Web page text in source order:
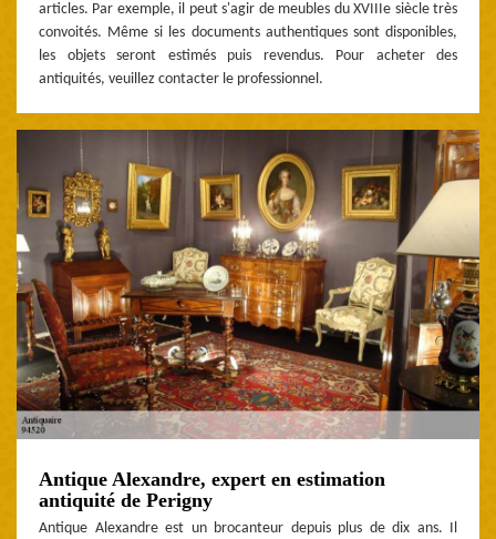
articles. Par exemple, il peut s'agir de meubles du XVIIIe siècle très
convoités. Même si les documents authentiques sont disponibles,
les objets seront estimés puis revendus. Pour acheter des
antiquités, veuillez contacter le professionnel.
Antique Alexandre, expert en estimation
antiquité de Perigny
Antique Alexandre est un brocanteur depuis plus de dix ans. Il